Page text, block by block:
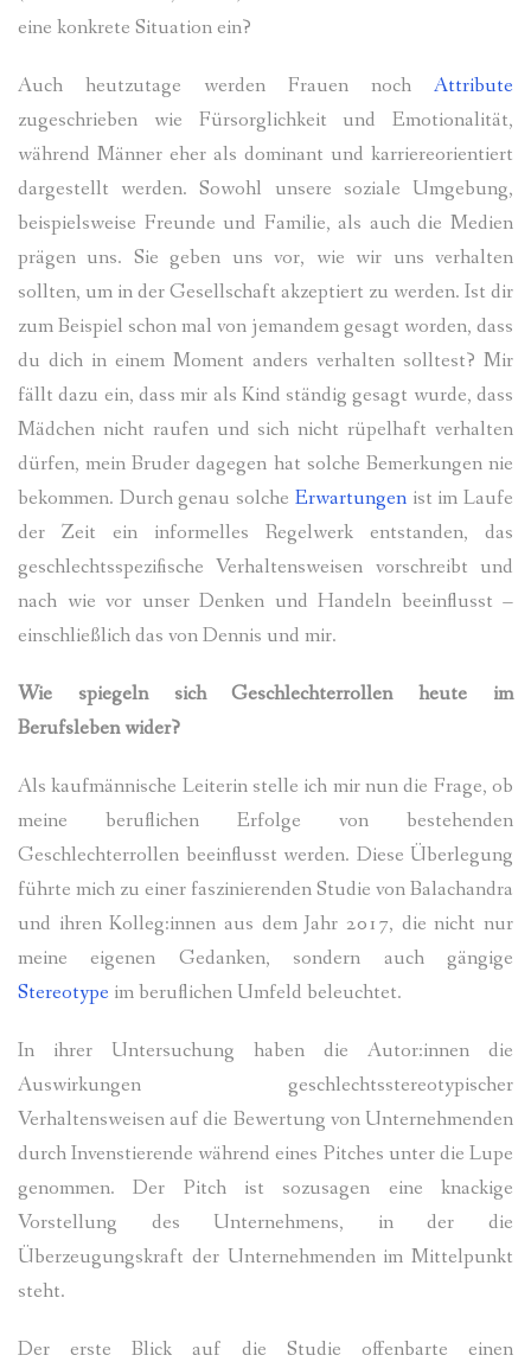
eine konkrete Situation ein?
Auch heutzutage werden Frauen noch Attribute
zugeschrieben wie Fürsorglichkeit und Emotionalität,
während Männer eher als dominant und karriereorientiert
dargestellt werden. Sowohl unsere soziale Umgebung,
beispielsweise Freunde und Familie, als auch die Medien
prägen uns. Sie geben uns vor, wie wir uns verhalten
sollten, um in der Gesellschaft akzeptiert zu werden. Ist dir
zum Beispiel schon mal von jemandem gesagt worden, dass
du dich in einem Moment anders verhalten solltest? Mir
fällt dazu ein, dass mir als Kind ständig gesagt wurde, dass
Mädchen nicht raufen und sich nicht rüpelhaft verhalten
dürfen, mein Bruder dagegen hat solche Bemerkungen nie
bekommen. Durch genau solche Erwartungenist im Laufe
der Zeit ein informelles Regelwerk entstanden, das
geschlechtsspezifische Verhaltensweisen vorschreibt und
nach wie vor unser Denken und Handeln beeinflusst –
einschließlich das von Dennis und mir.
Wie spiegeln sich Geschlechterrollen heute im
Berufsleben wider?
Als kaufmännische Leiterin stelle ich mir nun die Frage, ob
meine beruflichen Erfolge von bestehenden
Geschlechterrollen beeinflusst werden. Diese Überlegung
führte mich zu einer faszinierenden Studie von Balachandra
und ihren Kolleg:innen aus dem Jahr 2017, die nicht nur
meine eigenen Gedanken, sondern auch gängige
Stereotype im beruflichen Umfeld beleuchtet.
In ihrer Untersuchung haben die Autor:innen die
Auswirkungen geschlechtsstereotypischer
Verhaltensweisen auf die Bewertung von Unternehmenden
durch Invenstierende während eines Pitches unter die Lupe
genommen. Der Pitch ist sozusagen eine knackige
Vorstellung des Unternehmens, in der die
Überzeugungskraft der Unternehmenden im Mittelpunkt
steht.
Der erste Blick auf die Studie offenbarte einen